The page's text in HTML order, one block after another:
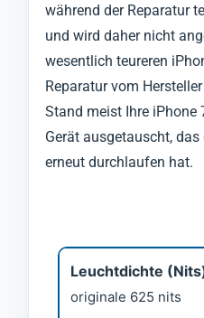
während der Reparatur
und wird daher nicht
wesentlich teureren
Reparatur vom
Stand meist Ihre iPhone
Gerät ausgetauscht,
erneut durchlaufen hat.
Leuchtdichte
originale 625 nits